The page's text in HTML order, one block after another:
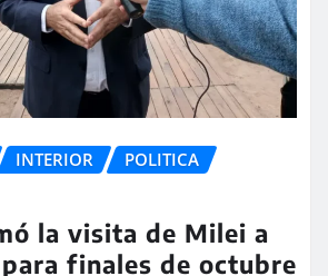
INTERIOR
POLITICA
la visita de Milei a
finales de octubre